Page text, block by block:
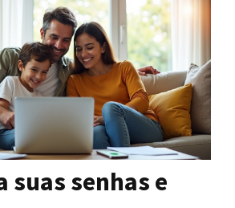
suas senhas e